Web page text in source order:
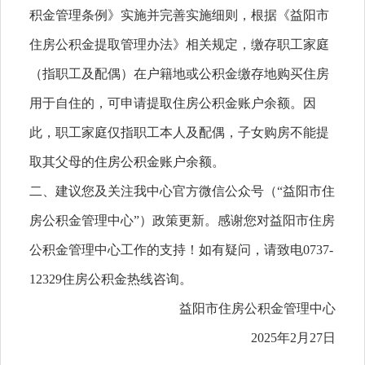
积金管理条例》实施并完善实施细则，根据《益阳市
住房公积金提取管理办法》相关规定，缴存职工家庭
（指职工及配偶）在户籍地或公积金缴存地购买住房
用于自住的，可申请提取住房公积金账户余额。因
此，职工家庭仅指职工本人及配偶，子女购房不能提
取其父母的住房公积金账户余额。
二、建议您及关注我中心官方微信公众号（“益阳市住
房公积金管理中心”）政策更新。感谢您对益阳市住房
公积金管理中心工作的支持！如有疑问，请致电0737-
12329住房公积金热线咨询。
益阳市住房公积金管理中心
2025年2月27日